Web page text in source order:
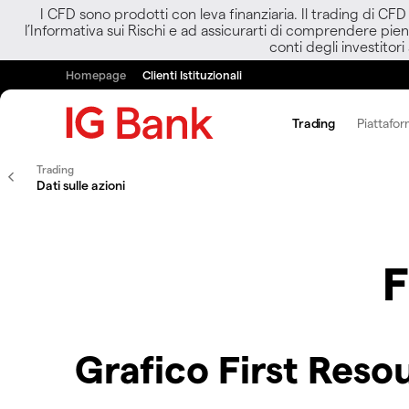
I CFD sono prodotti con leva finanziaria. Il trading di
l’Informativa sui Rischi e ad assicurarti di comprendere
conti degli investitori
Homepage Clienti Istituzionali
Trading
Trading
Dati sulle azioni
Grafico First